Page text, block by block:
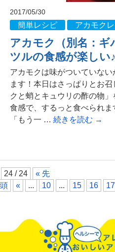
2017/05/30
簡単レシピ アカモク
アカモク（別名：
ツルの食感が楽しい♪
アカモクは味がついていな
ます！本日はさっぱりとお
クと蛸とキュウリの酢の物
食感で、するっと食べられ
「もう一 … 続きを読む →
24 / 24
« 先
頭
« ... 10 ... 15 16 17